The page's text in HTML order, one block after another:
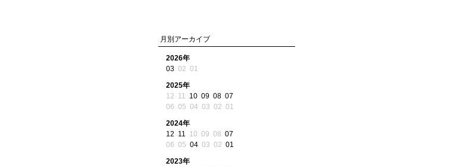
月別アーカイブ
2026年
03 02 01
2025年
12 11 10 09 08 07
06 05 04 03 02 01
2024年
12 11 10 09 08 07
06 05 04 03 02 01
2023年